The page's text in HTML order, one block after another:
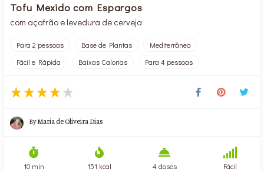
Tofu Mexido com Espargos
com açafrão e levedura de cerveja
Para 2 pessoas Base de Plantas
Mediterrânea
Fácil e Rápida
Baixas Calorias Para 4 pessoas
ByMaria de Oliveira Dias
10 min 151 kcal 4 doses Fácil